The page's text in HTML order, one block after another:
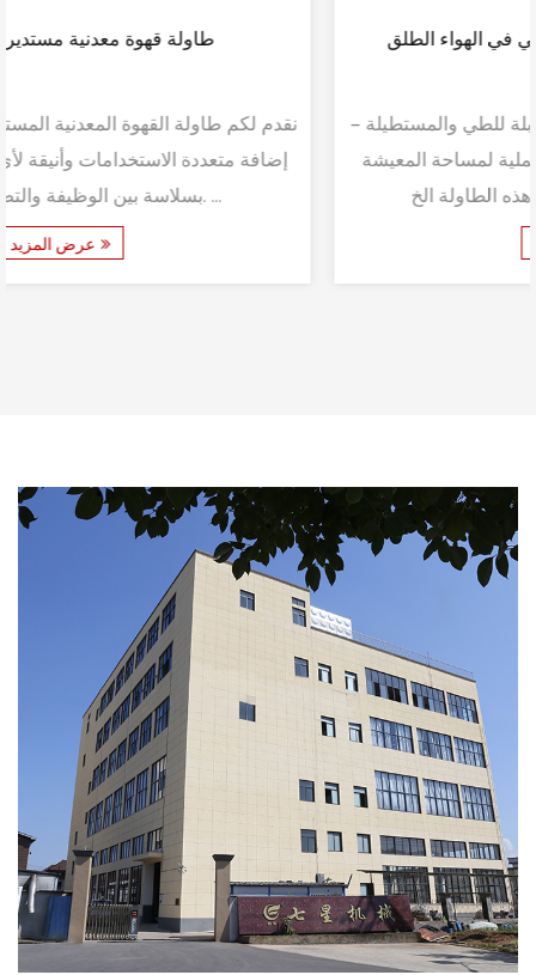
طاولة مكتب مستطيلة قابلة للطي في الهواء الطلق
نقدم لكم طاولة المكتب الخارجية القابلة للطي والمستطيلة -
وهي إضافة متعددة الاستخدامات وعملية لمساحة المعيشة
الخارجية الخاصة بك. صُنعت هذه الطاولة الخ...